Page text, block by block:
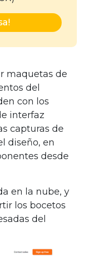
maquetas de
del
con los
interfaz
capturas de
diseño, en
desde
en la nube, y
los bocetos
del